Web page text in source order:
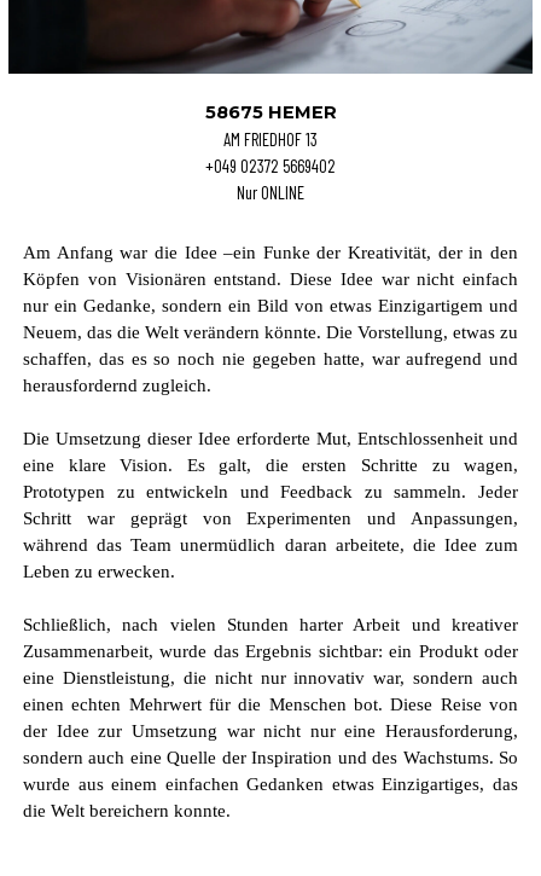
58675 HEMER
AM FRIEDHOF 13
+049 02372 5669402
Nur ONLINE
Am Anfang war die Idee –ein Funke der Kreativität, der in den
Köpfen von Visionären entstand. Diese Idee war nicht einfach
nur ein Gedanke, sondern ein Bild von etwas Einzigartigem und
Neuem, das die Welt verändern könnte. Die Vorstellung, etwas zu
schaffen, das es so noch nie gegeben hatte, war aufregend und
herausfordernd zugleich.
Die Umsetzung dieser Idee erforderte Mut, Entschlossenheit und
eine klare Vision. Es galt, die ersten Schritte zu wagen,
Prototypen zu entwickeln und Feedback zu sammeln. Jeder
Schritt war geprägt von Experimenten und Anpassungen,
während das Team unermüdlich daran arbeitete, die Idee zum
Leben zu erwecken.
Schließlich, nach vielen Stunden harter Arbeit und kreativer
Zusammenarbeit, wurde das Ergebnis sichtbar: ein Produkt oder
eine Dienstleistung, die nicht nur innovativ war, sondern auch
einen echten Mehrwert für die Menschen bot. Diese Reise von
der Idee zur Umsetzung war nicht nur eine Herausforderung,
sondern auch eine Quelle der Inspiration und des Wachstums. So
wurde aus einem einfachen Gedanken etwas Einzigartiges, das
die Welt bereichern konnte.